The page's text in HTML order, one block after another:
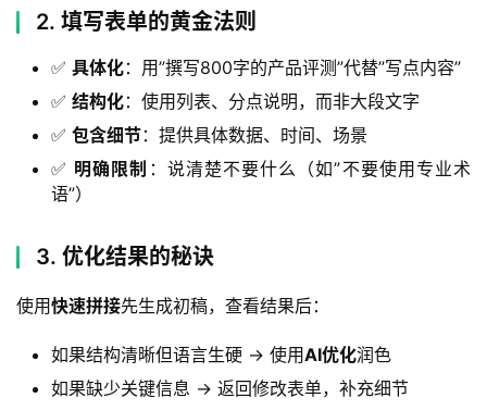
2. 填写表单的黄金法则
✅ 具体化：用”撰写800字的产品评测”代替”写点内容”
✅ 结构化：使用列表、分点说明，而非大段文字
✅ 包含细节：提供具体数据、时间、场景
✅ 明确限制 ：说清楚不要什么（如”不要使用专业术
语”）
3. 优化结果的秘诀
使用快速拼接先生成初稿，查看结果后：
如果结构清晰但语言生硬 → 使用AI优化润色
如果缺少关键信息 → 返回修改表单，补充细节